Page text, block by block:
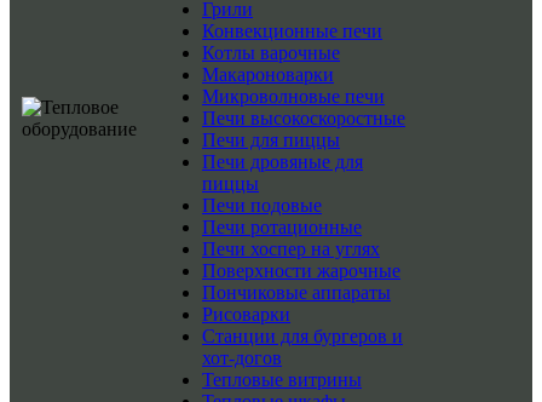
Грили
Конвекционные печи
Котлы варочные
Макароноварки
Микроволновые печи
Печи высокоскоростные
Печи для пиццы
Печи дровяные для
пиццы
Печи подовые
Печи ротационные
Печи хоспер на углях
Поверхности жарочные
Пончиковые аппараты
Рисоварки
Станции для бургеров и
хот-догов
Тепловые витрины